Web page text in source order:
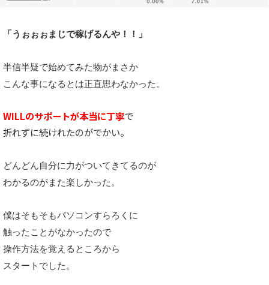
「うぉぉぉまじで稼げるんや！！」
半信半疑で始めてみた物がまさか
こんな事になるとは正直思わなかった。
WILLのサポートが本当に丁寧で
折れずに続けれたのがでかい。
どんどん自分に力がついてきてるのが
わかるのがまた楽しかった。
僕はそもそもパソコンすらろくに
触ったことがなかったので
操作方法を覚えるところから
スタートでした。